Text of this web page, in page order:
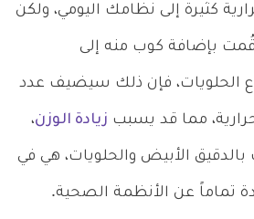
كثيرة إلى نظامك اليومي، ولكن
قُمت بإضافة كوب منه إلى
الحلويات، فإن ذلك سيضيف عدد
مما قد يسبب زيادة الوزن،
الأبيض والحلويات، هي في
تماماً عن الأنظمة الصحية.